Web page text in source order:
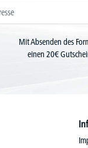
Mit Absenden des
einen 20€